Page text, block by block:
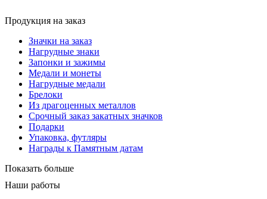
Продукция на заказ
Значки на заказ
Нагрудные знаки
Запонки и зажимы
Медали и монеты
Нагрудные медали
Брелоки
Из драгоценных металлов
Срочный заказ закатных значков
Подарки
Упаковка, футляры
Награды к Памятным датам
Показать больше
Наши работы